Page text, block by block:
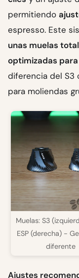
permitiendo
espresso. Este
unas muelas
optimizadas
diferencia del S3
para moliendas
Muelas: S3
ESP (derecha) -
diferente
Ajustes